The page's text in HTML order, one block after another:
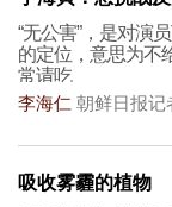
“无公害”，是对演
的定位，意思为不
常请吃
李海仁 朝鲜日报记
吸收雾霾的植物